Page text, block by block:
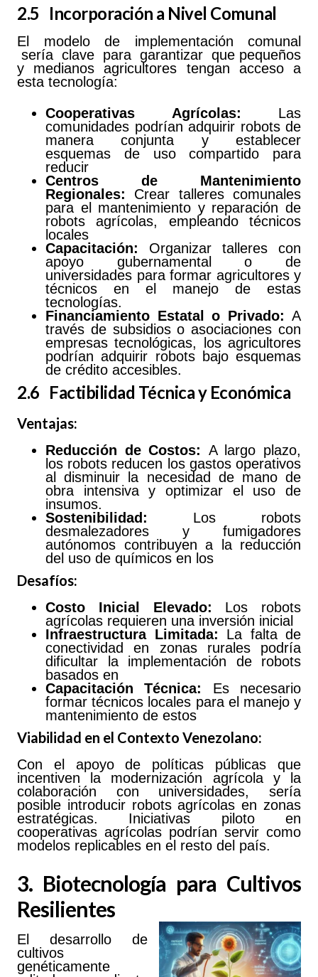
2.5 Incorporación a Nivel Comunal
El modelo de implementación comunal
sería clave para garantizar que pequeños
y medianos agricultores tengan acceso a
esta tecnología:
Cooperativas Agrícolas: Las
comunidades podrían adquirir robots de
manera conjunta y establecer
esquemas de uso compartido para
reducir
Centros
de Mantenimiento
Regionales: Crear talleres comunales
para el mantenimiento y reparación de
robots agrícolas, empleando técnicos
locales
Capacitación: Organizar talleres con
apoyo gubernamental o de
universidades para formar agricultores y
técnicos en el manejo de estas
tecnologías.
Financiamiento Estatal o Privado: A
través de subsidios o asociaciones con
empresas tecnológicas, los agricultores
podrían adquirir robots bajo esquemas
de crédito accesibles.
2.6 Factibilidad Técnica y Económica
Ventajas:
Reducción de Costos: A largo plazo,
los robots reducen los gastos operativos
al disminuir la necesidad de mano de
obra intensiva y optimizar el uso de
insumos.
Sostenibilidad: Los robots
desmalezadores y fumigadores
autónomos contribuyen a la reducción
del uso de químicos en los
Desafíos:
Costo Inicial Elevado: Los robots
agrícolas requieren una inversión inicial
Infraestructura Limitada: La falta de
conectividad en zonas rurales podría
dificultar la implementación de robots
basados en
Capacitación
Técnica:
Es necesario
formar técnicos locales para el manejo y
mantenimiento de estos
Viabilidad en el Contexto Venezolano:
Con el apoyo de políticas públicas que
incentiven la modernización agrícola y la
colaboración con universidades, sería
posible introducir robots agrícolas en zonas
estratégicas. Iniciativas piloto en
cooperativas agrícolas podrían servir como
modelos replicables en el resto del país.
3. Biotecnología para Cultivos
Resilientes
El desarrollo de
cultivos
genéticamente